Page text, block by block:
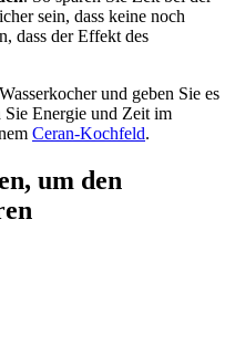
sein, dass keine noch
dass der Effekt des
und geben Sie es
Sie Energie und Zeit im
Ceran-Kochfeld.
um den